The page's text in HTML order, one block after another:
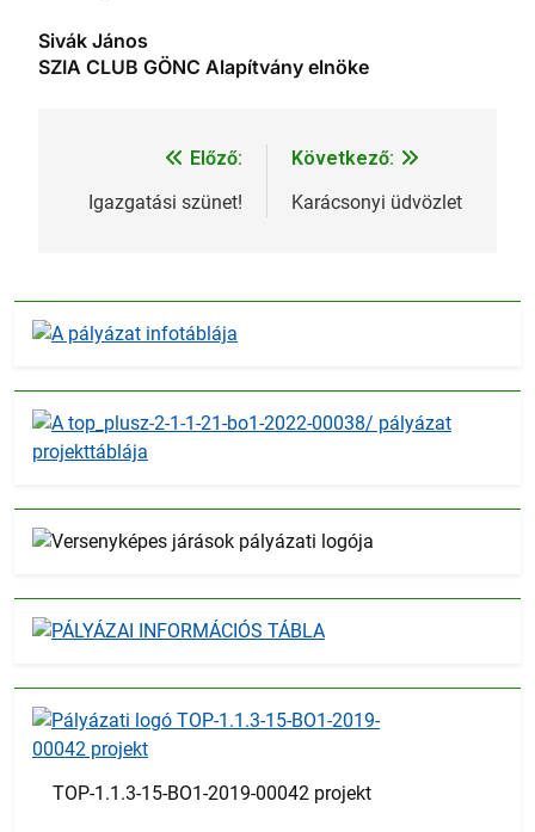
Sivák János
SZIA CLUB GÖNC Alapítvány elnöke
Bejegyzés
navigáció
Előző:
Igazgatási szünet!
Következő:
Karácsonyi üdvözlet
TOP-1.1.3-15-BO1-2019-00042 projekt